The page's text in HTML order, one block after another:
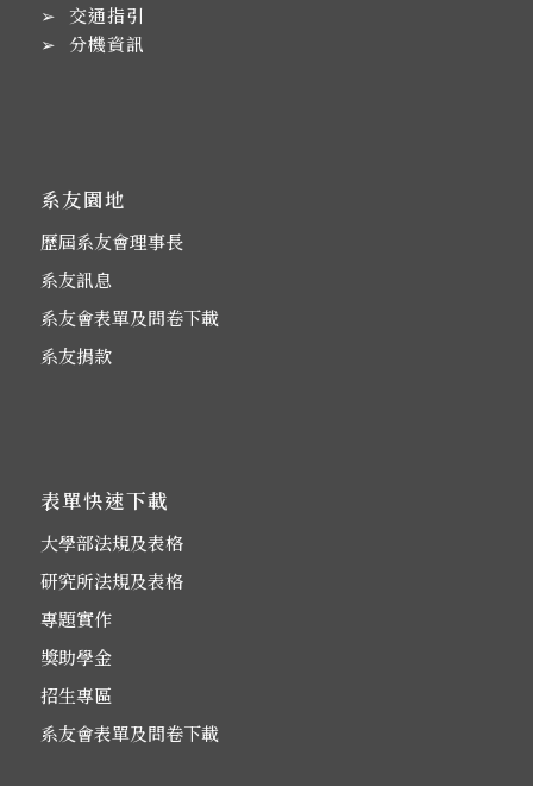
➢ 交通指引
➢ 分機資訊
系友園地
歷屆系友會理事長
系友訊息
系友會表單及問卷下載
系友捐款
表單快速下載
大學部法規及表格
研究所法規及表格
專題實作
獎助學金
招生專區
系友會表單及問卷下載